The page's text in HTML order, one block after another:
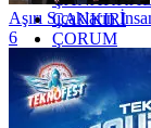
ÇANKIRI
ÇORUM
İSTANBUL
İZMİR
ŞANLIURFA
ŞIRNAK
Aşırı Sıcakların
6